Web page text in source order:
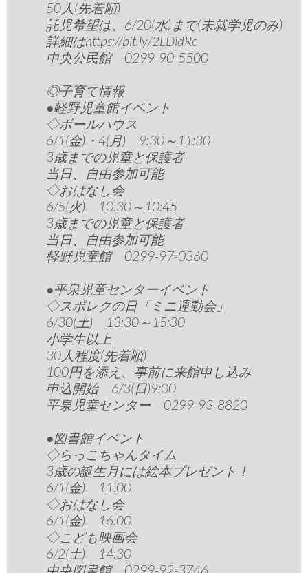
50人(先着順)
託児希望は、6/20(水)まで(未就学児のみ)
詳細はhttps://bit.ly/2LDidRc
中央公民館 0299-90-5500
◎子育て情報
●軽野児童館イベント
◇ボールハウス
6/1(金)・4(月) 9:30～11:30
3歳までの児童と保護者
当日、自由参加可能
◇おはなし会
6/5(火) 10:30～10:45
3歳までの児童と保護者
当日、自由参加可能
軽野児童館 0299-97-0360
●平泉児童センターイベント
◇スポレクの日「ミニ運動会」
6/30(土) 13:30～15:30
小学生以上
30人程度(先着順)
100円を添え、事前に来館申し込み
申込開始 6/3(日)9:00
平泉児童センター 0299-93-8820
●図書館イベント
◇らっこちゃんタイム
3歳の誕生月には絵本プレゼント！
6/1(金) 11:00
◇おはなし会
6/1(金) 16:00
◇こども映画会
6/2(土) 14:30